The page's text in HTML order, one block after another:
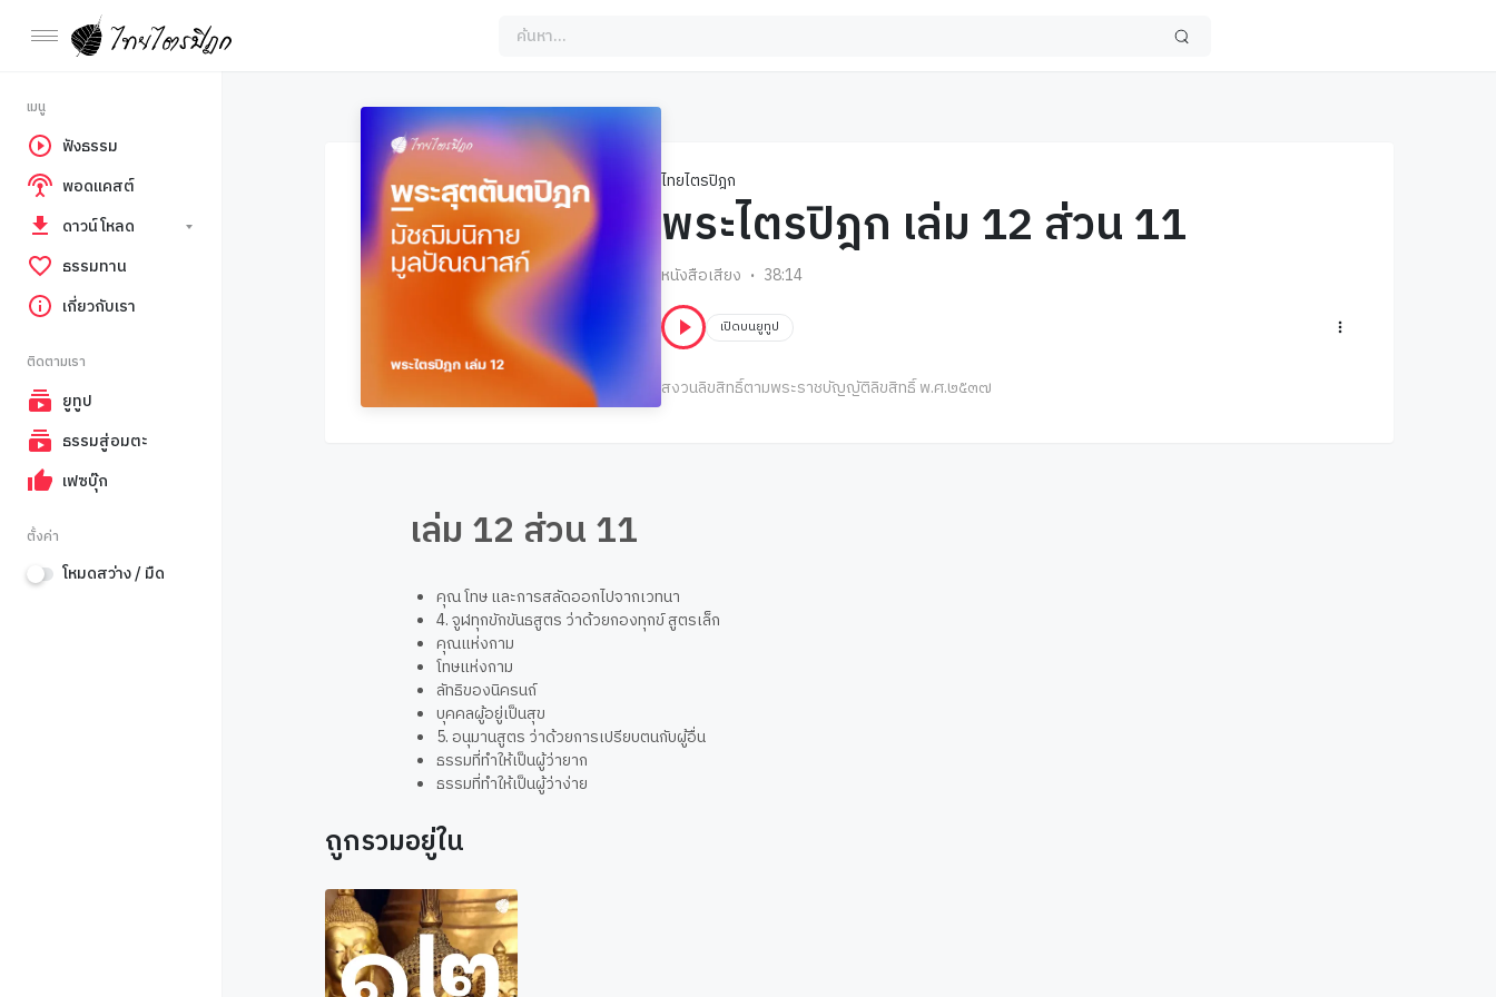
เมนู
ฟังธรรม
พอดแคสต์
ดาวน์โหลด
ธรรมทาน
เกี่ยวกับเรา
ติดตามเรา
ยูทูป
ธรรมสู่อมตะ
เฟซบุ๊ก
ตั้งค่า
โหมดสว่าง / มืด
ไทยไตรปิฎก
พระไตรปิฎก เล่ม 12 ส่วน 11
หนังสือเสียง 38:14
เปิดบนยูทูป
สงวนลิขสิทธิ์ตามพระราชบัญญัติลิขสิทธิ์ พ.ศ.๒๕๓๗
เล่ม 12 ส่วน 11
คุณ โทษ และการสลัดออกไปจากเวทนา
4. จูฬทุกขักขันธสูตร ว่าด้วยกองทุกข์ สูตรเล็ก
คุณแห่งกาม
โทษแห่งกาม
ลัทธิของนิครนถ์
บุคคลผู้อยู่เป็นสุข
5. อนุมานสูตร ว่าด้วยการเปรียบตนกับผู้อื่น
ธรรมที่ทำให้เป็นผู้ว่ายาก
ธรรมที่ทำให้เป็นผู้ว่าง่าย
ถูกรวมอยู่ใน